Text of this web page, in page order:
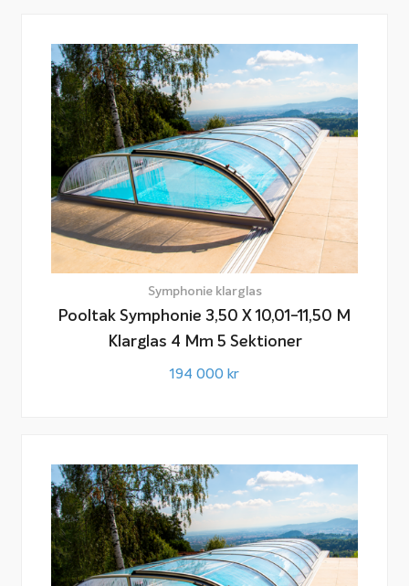
Symphonie klarglas
Pooltak Symphonie 3,50 X 10,01-11,50 M
Klarglas 4 Mm 5 Sektioner
194 000 kr